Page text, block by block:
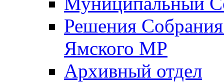
Решения
Ямского МР
Архивный отдел